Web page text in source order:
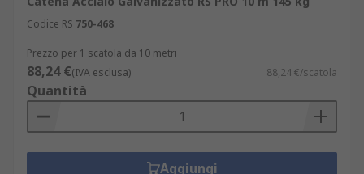
Codice RS 750-468
Prezzo per 1 scatola da 10 metri
88,24 €(IVA esclusa) 88,24 €/scatola
Quantità
Aggiungi